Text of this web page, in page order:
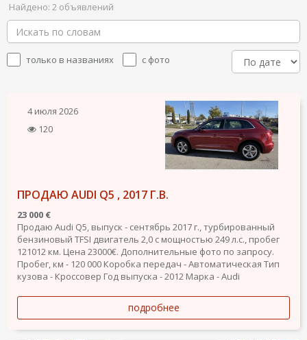
Найдено: 2 объявлений
только в названиях с фото
4 июля 2026
120
ПРОДАЮ AUDI Q5 , 2017 Г.В.
23 000 €
Продаю Audi Q5, выпуск - сентябрь 2017 г., турбированный
бензиновый TFSI двигатель 2,0 с мощностью 249 л.с., пробег
121012 км. Цена 23000€. Дополнительные фото по запросу.
Пробег, км - 120 000 Коробка передач - Автоматическая Тип
кузова - Кроссовер Год выпуска - 2012 Марка - Audi
подробнее